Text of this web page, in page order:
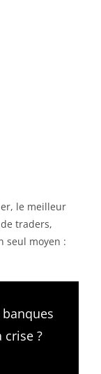
le meilleur
traders,
seul moyen :
?